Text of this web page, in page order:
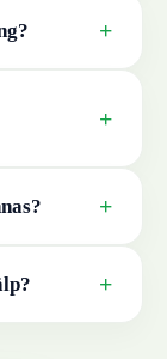
+
+
+
+